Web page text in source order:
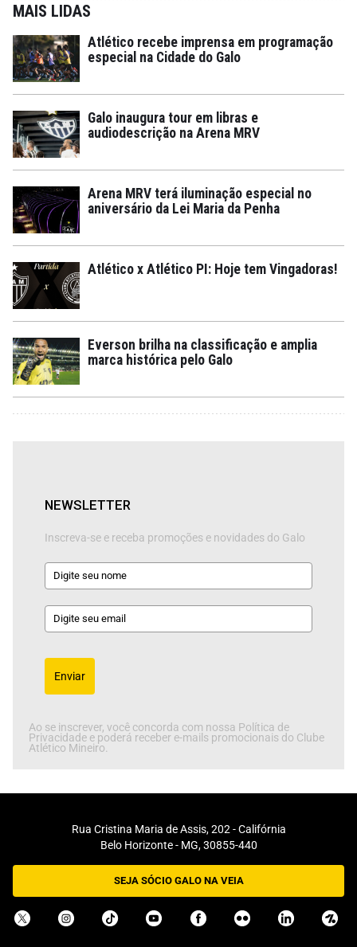
MAIS LIDAS
Atlético recebe imprensa em programação
especial na Cidade do Galo
Galo inaugura tour em libras e
audiodescrição na Arena MRV
Arena MRV terá iluminação especial no
aniversário da Lei Maria da Penha
Atlético x Atlético PI: Hoje tem Vingadoras!
Everson brilha na classificação e amplia
marca histórica pelo Galo
NEWSLETTER
Inscreva-se e receba promoções e novidades do Galo
Enviar
Ao se inscrever, você concorda com nossa Política de
Privacidade e poderá receber e-mails promocionais do Clube
Atlético Mineiro.
Rua Cristina Maria de Assis, 202 - Califórnia
Belo Horizonte - MG, 30855-440
SEJA SÓCIO GALO NA VEIA